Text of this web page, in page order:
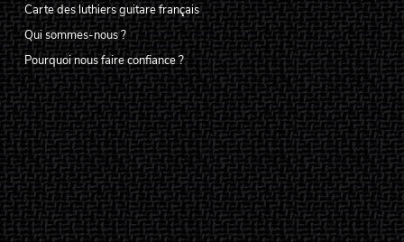
Carte des luthiers guitare français
Qui sommes-nous ?
Pourquoi nous faire confiance ?